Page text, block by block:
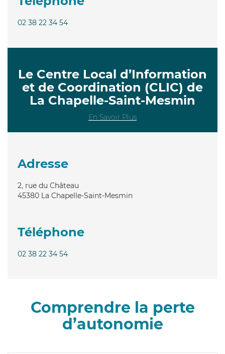
02 38 22 34 54
Le Centre Local d’Information
et de Coordination (CLIC) de
La Chapelle-Saint-Mesmin
En Savoir Plus
Adresse
2, rue du Château
45380 La Chapelle-Saint-Mesmin
Téléphone
02 38 22 34 54
Comprendre la perte
d’autonomie